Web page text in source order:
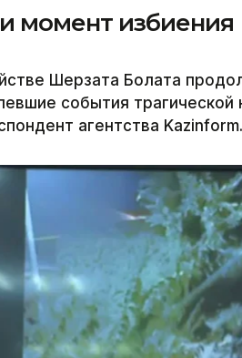
момент
Шерзата Болата
события трагической
агентства Kazinform.